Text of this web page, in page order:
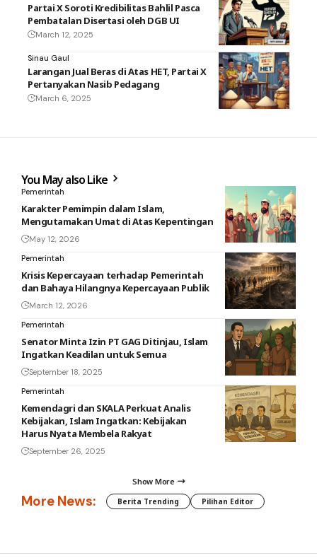
Partai X Soroti Kredibilitas Bahlil Pasca
Pembatalan Disertasi oleh DGB UI
March 12, 2025
Sinau Gaul
Larangan Jual Beras di Atas HET, Partai X
Pertanyakan Nasib Pedagang
March 6, 2025
You May also Like
Pemerintah
Karakter Pemimpin dalam Islam,
Mengutamakan Umat di Atas Kepentingan
May 12, 2026
Pemerintah
Krisis Kepercayaan terhadap Pemerintah
dan Bahaya Hilangnya Kepercayaan Publik
March 12, 2026
Pemerintah
Senator Minta Izin PT GAG Ditinjau, Islam
Ingatkan Keadilan untuk Semua
September 18, 2025
Pemerintah
Kemendagri dan SKALA Perkuat Analis
Kebijakan, Islam Ingatkan: Kebijakan
Harus Nyata Membela Rakyat
September 26, 2025
Show More
More News: Berita Trending Pilihan Editor